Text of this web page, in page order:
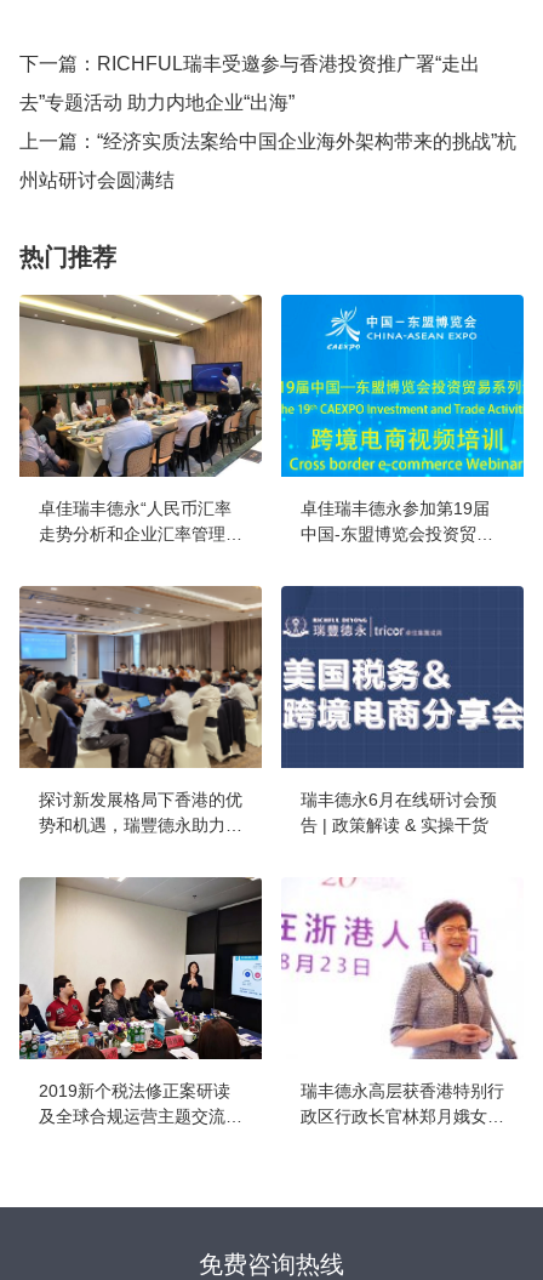
下一篇： RICHFUL瑞丰受邀参与香港投资推广署“走出
去”专题活动 助力内地企业“出海”
上一篇： “经济实质法案给中国企业海外架构带来的挑战”杭
州站研讨会圆满结
热门推荐
卓佳瑞丰德永“人民币汇率
走势分析和企业汇率管理策
卓佳瑞丰德永参加第19届
中国-东盟博览会投资贸易
探讨新发展格局下香港的优
势和机遇，瑞豐德永助力浙
瑞丰德永6月在线研讨会预
告 | 政策解读 & 实操干货
2019新个税法修正案研读
及全球合规运营主题交流会
瑞丰德永高层获香港特别行
政区行政长官林郑月娥女士
免费咨询热线